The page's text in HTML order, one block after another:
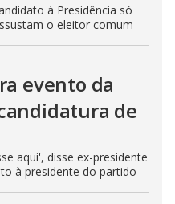
à Presidência só
o eleitor comum
evento da
de
aqui', disse ex-presidente
à presidente do partido